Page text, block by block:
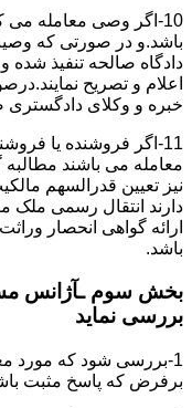
10-اگر وصی معامله
باشد.و در صورتی که
دادگاه صالحه تنفیذ شده
اعلام و تصریح
خبره و وکلای
11-اگر فروشنده یا
معامله می باشند
نیز تعیین قدرالسهم
دارند انتقال رسمی ملک
ارائه گواهی انحصار
باشد.
بخش سوم ـآژانس
بررسی نماید
1-بررسی شود که مورد
برفرض که پاسخ مثبت